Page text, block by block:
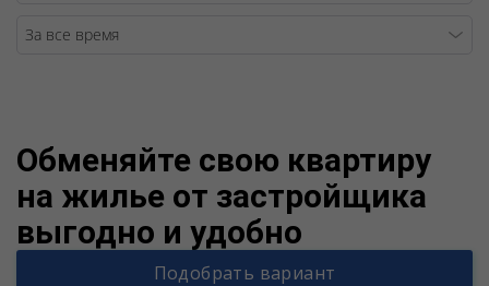
Обменяйте свою квартиру
на жилье от застройщика
выгодно и удобно
Подобрать вариант